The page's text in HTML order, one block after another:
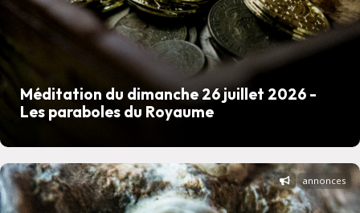
Méditation du dimanche 26 juillet 2026 -
Les paraboles du Royaume
annonces